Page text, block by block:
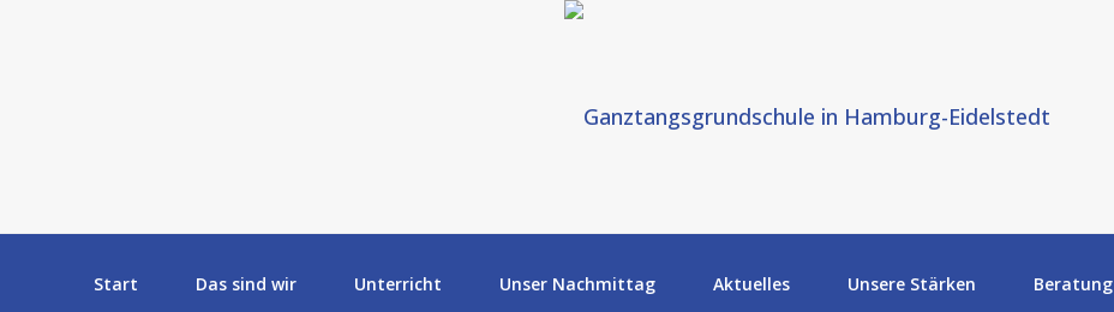
Start Das sind wir Unterricht Unser Nachmittag Aktuelles Unsere Stärken Beratung